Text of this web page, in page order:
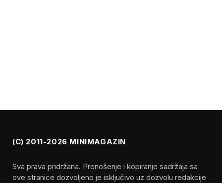
(C) 2011-2026 MINIMAGAZIN
Sva prava pridržana. Prenošenje i kopiranje sadržaja sa
ove stranice dozvoljeno je isključivo uz dozvolu redakcije